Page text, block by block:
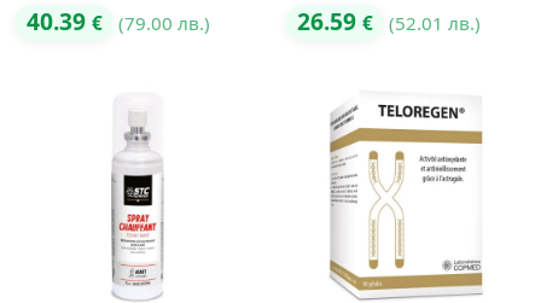
40.39 € (79.00 лв.) 26.59 € (52.01 лв.)